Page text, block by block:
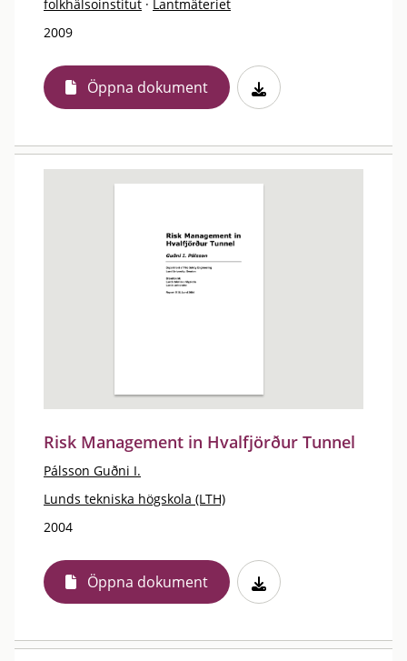
folkhälsoinstitut · Lantmäteriet
2009
Öppna dokument
Risk Management in Hvalfjörður Tunnel
Pálsson Guðni I.
Lunds tekniska högskola (LTH)
2004
Öppna dokument